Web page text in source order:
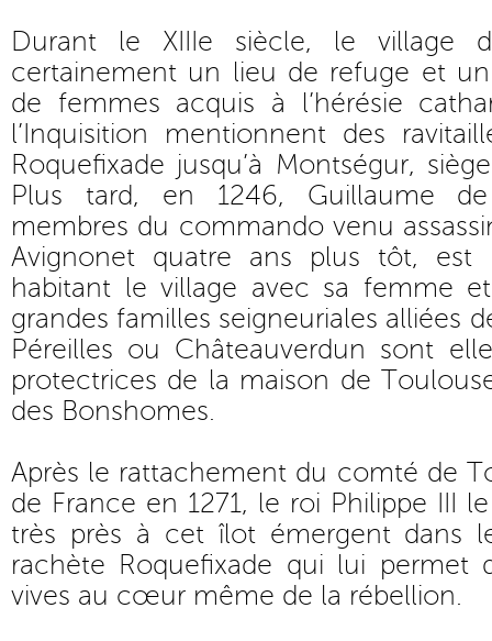
Durant le XIIIe siècle, le village
certainement un lieu de refuge et un
de femmes acquis à l’hérésie
l’Inquisition mentionnent des
Roquefixade jusqu’à Montségur,
Plus tard, en 1246, Guillaume
membres du commando venu
Avignonet quatre ans plus tôt, est
habitant le village avec sa femme
grandes familles seigneuriales alliées
Péreilles ou Châteauverdun sont
protectrices de la maison de
des Bonshomes.
Après le rattachement du comté de
de France en 1271, le roi Philippe III
très près à cet îlot émergent dans
rachète Roquefixade qui lui permet
vives au cœur même de la rébellion.